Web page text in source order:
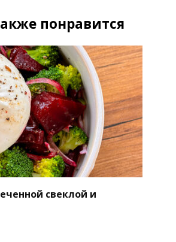
понравится
свеклой и